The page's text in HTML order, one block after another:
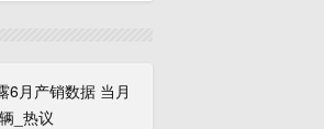
6月产销数据 当月
_热议